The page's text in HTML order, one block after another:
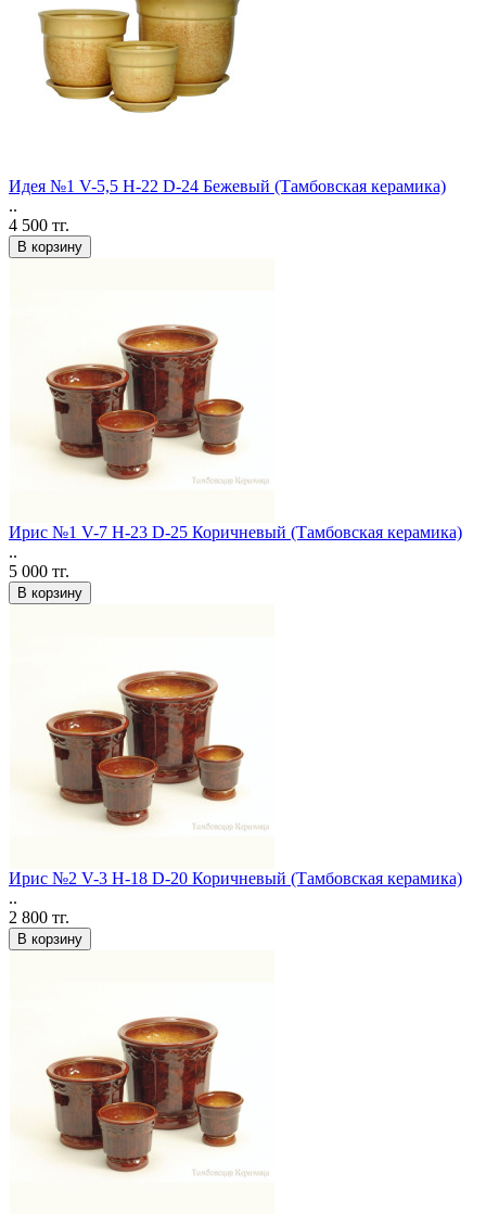
Идея №1 V-5,5 H-22 D-24 Бежевый (Тамбовская керамика)
..
4 500 тг.
В корзину
Ирис №1 V-7 H-23 D-25 Коричневый (Тамбовская керамика)
..
5 000 тг.
В корзину
Ирис №2 V-3 H-18 D-20 Коричневый (Тамбовская керамика)
..
2 800 тг.
В корзину